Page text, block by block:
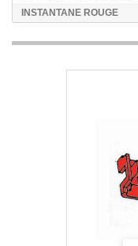
INSTANTANE ROUGE